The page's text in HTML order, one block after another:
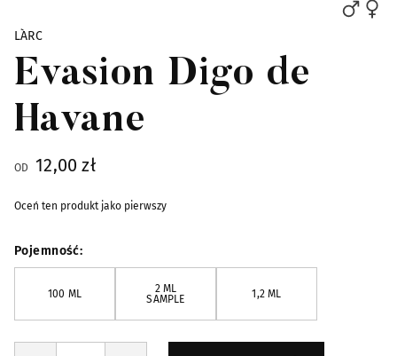
L`ARC
Evasion Digo de
Havane
OD 12,00 zł
Oceń ten produkt jako pierwszy
Pojemność
100 ML
2 ML
SAMPLE
1,2 ML